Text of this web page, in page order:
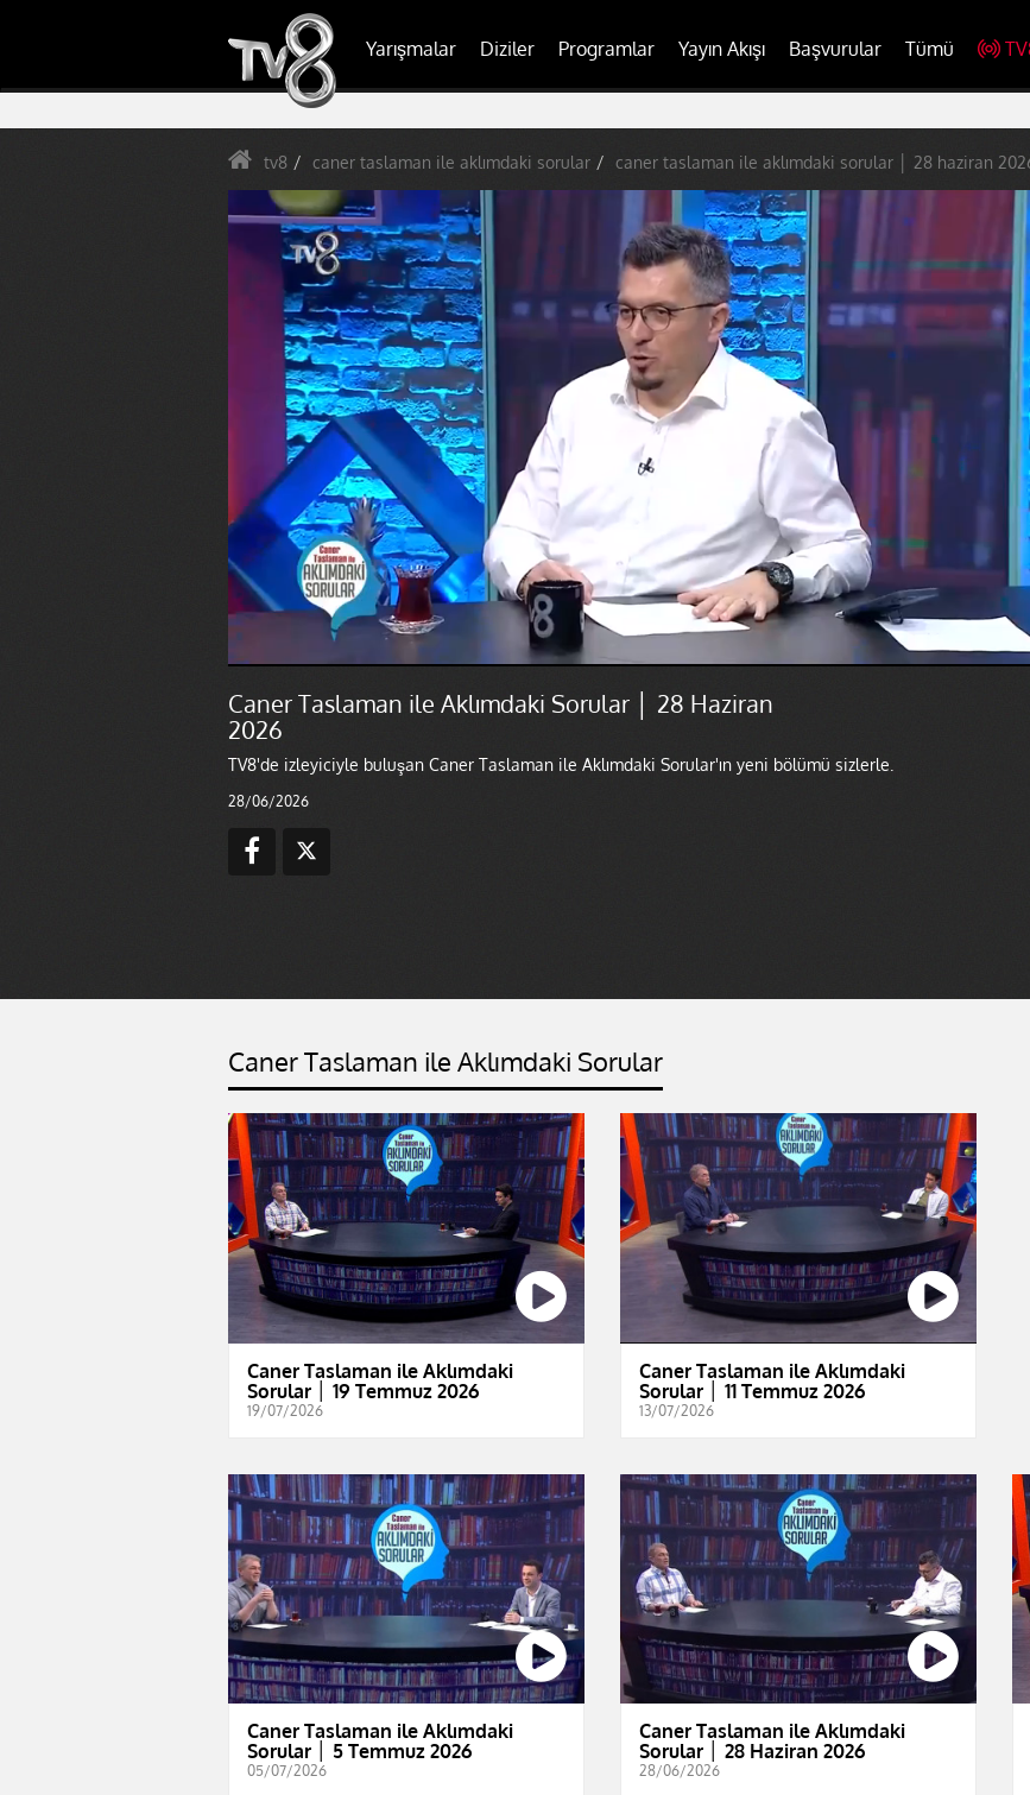
Yarışmalar Diziler Programlar Yayın Akışı Başvurular Tümü
tv8 caner taslaman ile aklımdaki sorular caner taslaman ile aklımdaki sorular │ 28 haziran
Caner Taslaman ile Aklımdaki Sorular │ 28 Haziran
2026
TV8'de izleyiciyle buluşan Caner Taslaman ile Aklımdaki Sorular'ın yeni bölümü sizlerle.
28/06/2026
Caner Taslaman ile Aklımdaki Sorular
Caner Taslaman ile Aklımdaki
Sorular │ 19 Temmuz 2026
19/07/2026
Caner Taslaman ile Aklımdaki
Sorular │ 11 Temmuz 2026
13/07/2026
Caner Taslaman ile Aklımdaki
Sorular │ 5 Temmuz 2026
05/07/2026
Caner Taslaman ile Aklımdaki
Sorular │ 28 Haziran 2026
28/06/2026